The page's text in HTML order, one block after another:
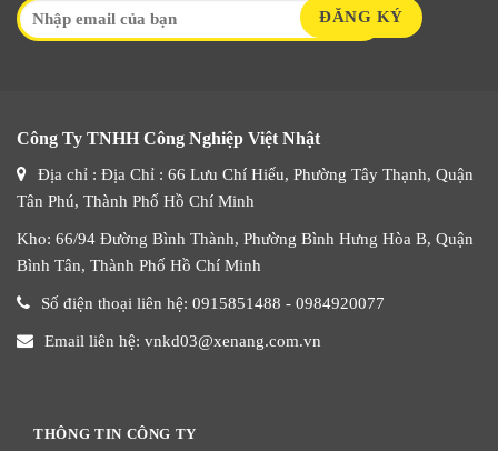
Công Ty TNHH Công Nghiệp Việt Nhật
Địa chỉ : Địa Chỉ : 66 Lưu Chí Hiếu, Phường Tây Thạnh, Quận
Tân Phú, Thành Phố Hồ Chí Minh
Kho: 66/94 Đường Bình Thành, Phường Bình Hưng Hòa B, Quận
Bình Tân, Thành Phố Hồ Chí Minh
Số điện thoại liên hệ: 0915851488 - 0984920077
Email liên hệ: vnkd03@xenang.com.vn
THÔNG TIN CÔNG TY